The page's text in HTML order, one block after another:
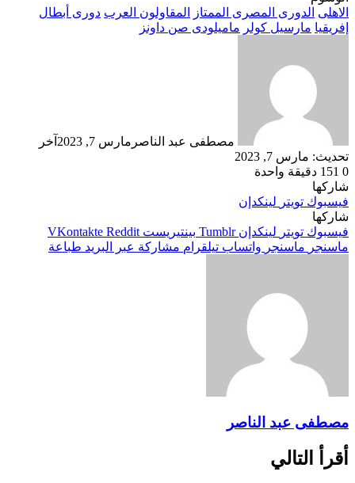
الاهلى الدورى المصرى الممتاز المقاولون العرب دورى أبطال
إفريقيا مارسيل كولر ماميلودى صن داونز
مصطفى عبد الناصر مارس 7, 2023
آخر
تحديث: مارس 7, 2023
0
دقيقة واحدة
شاركها
فيسبوك تويتر لينكدإن
شاركها
فيسبوك تويتر لينكدإن بينتيريست
ماسنجر ماسنجر واتساب تيلقرام مشاركة عبر البريد طباعة
مصطفى عبد الناصر
أقرأ التالي